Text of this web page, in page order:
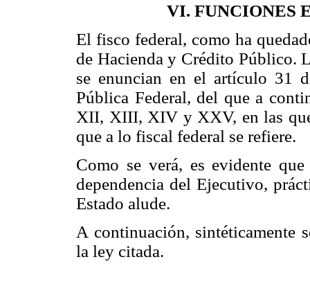
VI. FUNCIONES
El fisco federal, como ha
de Hacienda y Crédito Público.
se enuncian en el artículo 31
Pública Federal, del que a
XII, XIII, XIV y XXV, en las
que a lo fiscal federal se refiere.
Como se verá, es evidente
dependencia del Ejecutivo,
Estado alude.
A continuación, sintéticamente
la ley citada.